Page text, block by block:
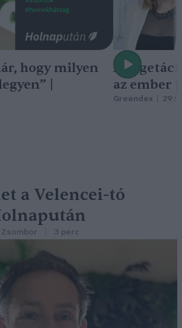
hogy milyen
|
A
az ember
Greendex
a Velencei-tó
Zsombor 3 perc